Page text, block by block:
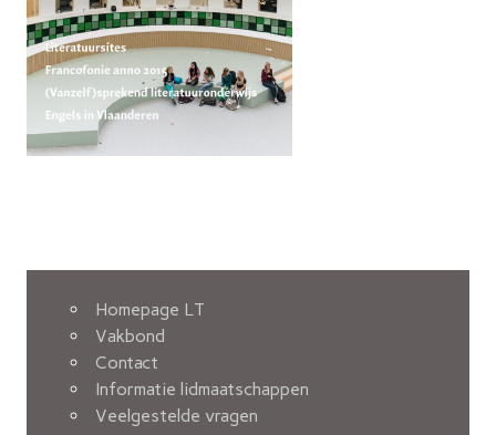
Homepage LT
Vakbond
Contact
Informatie lidmaatschappen
Veelgestelde vragen